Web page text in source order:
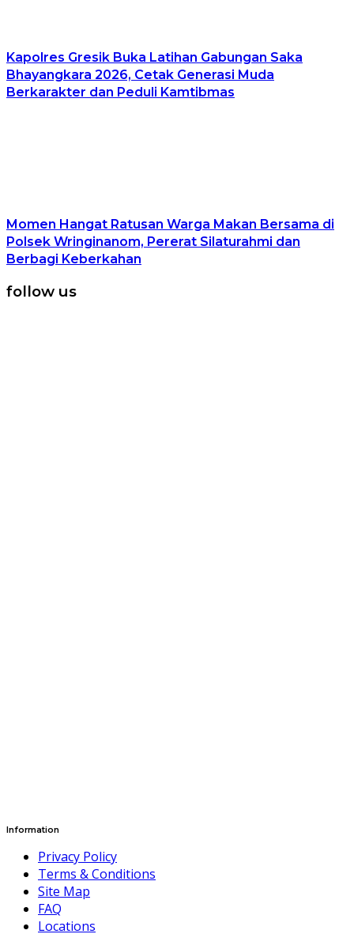
Kapolres Gresik Buka Latihan Gabungan Saka
Bhayangkara 2026, Cetak Generasi Muda
Berkarakter dan Peduli Kamtibmas
Momen Hangat Ratusan Warga Makan Bersama di
Polsek Wringinanom, Pererat Silaturahmi dan
Berbagi Keberkahan
follow us
Information
Privacy Policy
Terms & Conditions
Site Map
FAQ
Locations